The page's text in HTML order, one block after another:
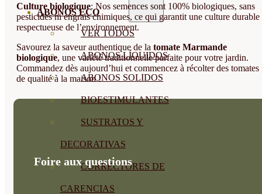
ABONOS ECO
VER TODOS
ABONOS LÍQUIDOS
ABONOS SOLIDOS
BIOESTIMULANTES
SUSTRATOS Y
DECORATIVAS
CORRECTORES DE
CARENCIAS
Culture biologique: Nos semences sont 100% biologiques, sans
pesticides ni engrais chimiques, ce qui garantit une culture durable
respectueuse de l’environnement.
Savourez la saveur authentique de la tomate Marmande
biologique, une variété traditionnelle parfaite pour votre jardin.
Commandez dès aujourd’hui et commencez à récolter des tomates
de qualité à la maison !
Foire aux questions